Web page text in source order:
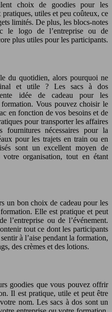
choix de goodies pour les
utiles et peu coûteux, ce
limités. De plus, les blocs-notes
le logo de l’entreprise ou de
plus utiles pour les participants.
du quotidien, alors pourquoi ne
et utile ? Les sacs à dos
idée de cadeau pour les
Vous pouvez choisir le
en fonction de vos besoins et de
pour transporter les affaires
nécessaires pour la
pour les trajets en train ou en
sont un excellent moyen de
organisation, tout en étant
un bon choix de cadeau pour les
Elle est pratique et peut
l’entreprise ou de l’événement.
tout ce dont les participants
à l’aise pendant la formation,
des crèmes et des lotions.
goodies que vous pouvez offrir
Il est pratique, utile et peut être
nom. Les sacs à dos sont un